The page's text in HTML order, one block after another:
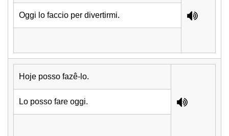
Oggi lo faccio per divertirmi.
Hoje posso fazê-lo.
Lo posso fare oggi.